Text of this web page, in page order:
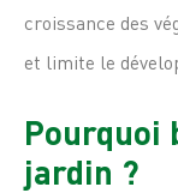
croissance des
et limite le
Pourquoi
jardin ?